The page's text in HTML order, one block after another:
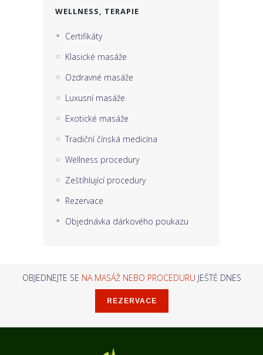
WELLNESS, TERAPIE
Certifikáty
Klasické masáže
Ozdravné masáže
Luxusní masáže
Exotické masáže
Tradiční čínská medicína
Wellness procedury
Zeštíhlující procedury
Rezervace
Objednávka dárkového poukazu
OBJEDNEJTE SE NA MASÁŽ NEBO PROCEDURU JEŠTĚ DNES
REZERVACE